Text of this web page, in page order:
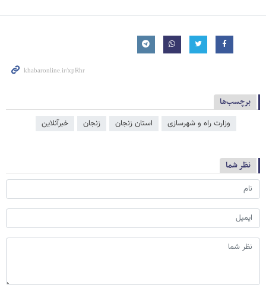
برچسب‌ها
وزارت راه و شهرسازی استان زنجان زنجان خبرآنلاین
نظر شما